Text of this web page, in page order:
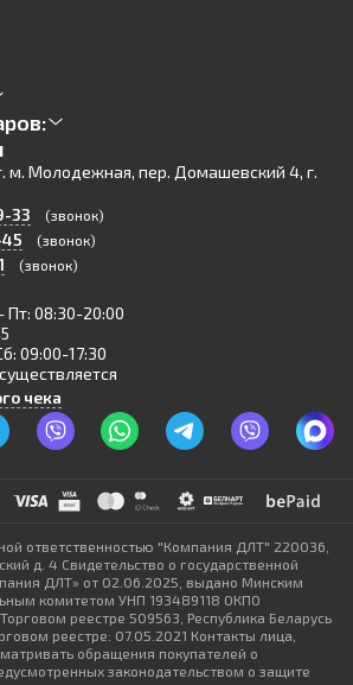
м. Молодежная, пер. Домашевский 4, г.
33
(звонок)
(звонок)
(звонок)
Пт: 08:30-20:00
09:00-17:30
чека
ответственностью "Компания ДЛТ" 220036,
д. 4 Свидетельство о государственной
ДЛТ» от 02.06.2025, выдано Минским
комитетом УНП 193489118 ОКПО
реестре 509563, Республика Беларусь
реестре: 07.05.2021 Контакты лица,
обращения покупателей о
законодательством о защите